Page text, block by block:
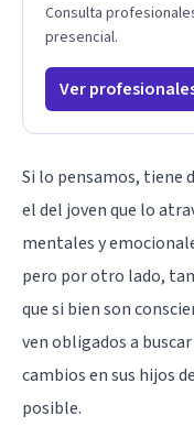
Consulta
presencial.
Ver
Si lo pensamos, tiene
el del joven que lo
mentales y
pero por otro lado,
que si bien son
ven obligados a
cambios en sus hijos
posible.